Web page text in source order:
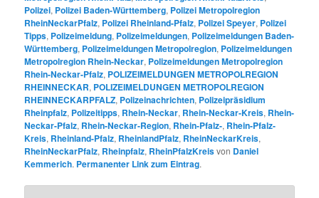
Polizei, Polizei Baden-Württemberg, Polizei Metropolregion
RheinNeckarPfalz, Polizei Rheinland-Pfalz, Polizei Speyer, Polizei
Tipps, Polizeimeldung, Polizeimeldungen, Polizeimeldungen Baden-
Württemberg, Polizeimeldungen Metropolregion, Polizeimeldungen
Metropolregion Rhein-Neckar, Polizeimeldungen Metropolregion
Rhein-Neckar-Pfalz, POLIZEIMELDUNGEN METROPOLREGION
RHEINNECKAR, POLIZEIMELDUNGEN METROPOLREGION
RHEINNECKARPFALZ, Polizeinachrichten, Polizeipräsidium
Rheinpfalz, Polizeitipps, Rhein-Neckar, Rhein-Neckar-Kreis, Rhein-
Neckar-Pfalz, Rhein-Neckar-Region, Rhein-Pfalz-, Rhein-Pfalz-
Kreis, Rheinland-Pfalz, RheinlandPfalz, RheinNeckarKreis,
RheinNeckarPfalz, Rheinpfalz, RheinPfalzKreisvon Daniel
Kemmerich. Permanenter Link zum Eintrag.